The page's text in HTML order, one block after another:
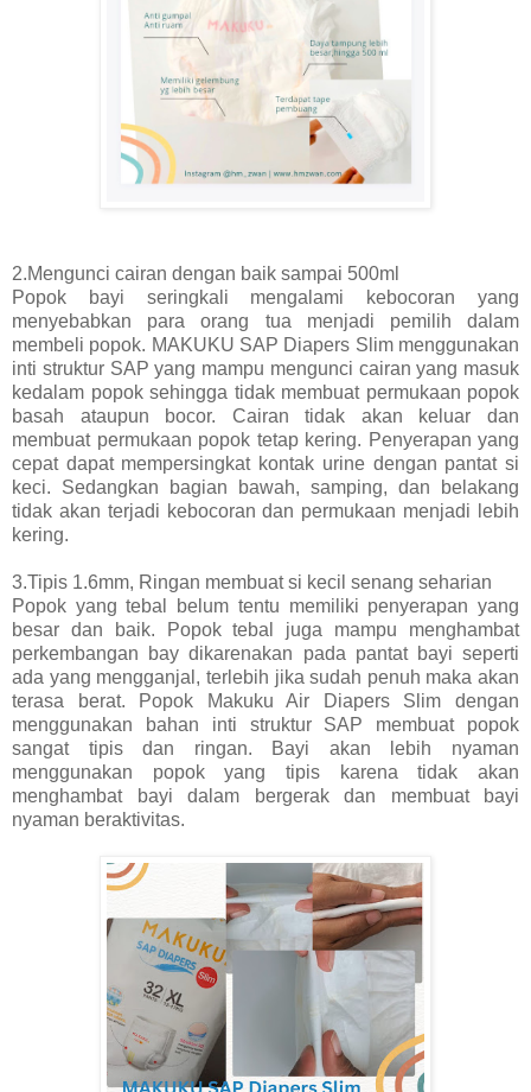
2.Mengunci cairan dengan baik sampai 500ml
Popok bayi seringkali mengalami kebocoran yang
menyebabkan para orang tua menjadi pemilih dalam
membeli popok. MAKUKU SAP Diapers Slim menggunakan
inti struktur SAP yang mampu mengunci cairan yang masuk
kedalam popok sehingga tidak membuat permukaan popok
basah ataupun bocor. Cairan tidak akan keluar dan
membuat permukaan popok tetap kering. Penyerapan yang
cepat dapat mempersingkat kontak urine dengan pantat si
keci. Sedangkan bagian bawah, samping, dan belakang
tidak akan terjadi kebocoran dan permukaan menjadi lebih
kering.
3.Tipis 1.6mm, Ringan membuat si kecil senang seharian
Popok yang tebal belum tentu memiliki penyerapan yang
besar dan baik. Popok tebal juga mampu menghambat
perkembangan bay dikarenakan pada pantat bayi seperti
ada yang mengganjal, terlebih jika sudah penuh maka akan
terasa berat. Popok Makuku Air Diapers Slim dengan
menggunakan bahan inti struktur SAP membuat popok
sangat tipis dan ringan. Bayi akan lebih nyaman
menggunakan popok yang tipis karena tidak akan
menghambat bayi dalam bergerak dan membuat bayi
nyaman beraktivitas.